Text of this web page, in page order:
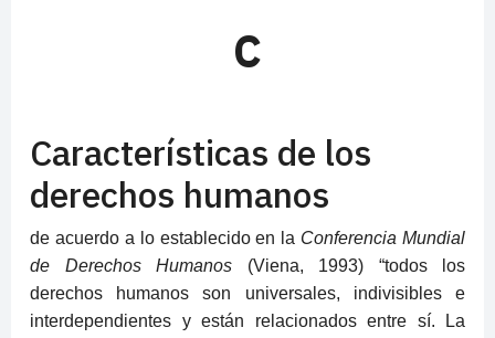
C
Características de los
derechos humanos
de acuerdo a lo establecido en la Conferencia Mundial
de Derechos Humanos (Viena, 1993) “todos los
derechos humanos son universales, indivisibles e
interdependientes y están relacionados entre sí. La